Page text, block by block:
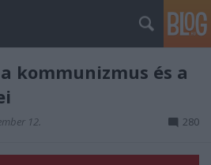
kommunizmus és a
12. 280